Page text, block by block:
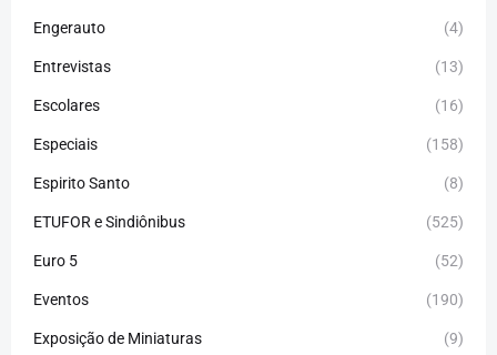
Engerauto (4)
Entrevistas (13)
Escolares (16)
Especiais (158)
Espirito Santo (8)
ETUFOR e Sindiônibus (525)
Euro 5 (52)
Eventos (190)
Exposição de Miniaturas (9)